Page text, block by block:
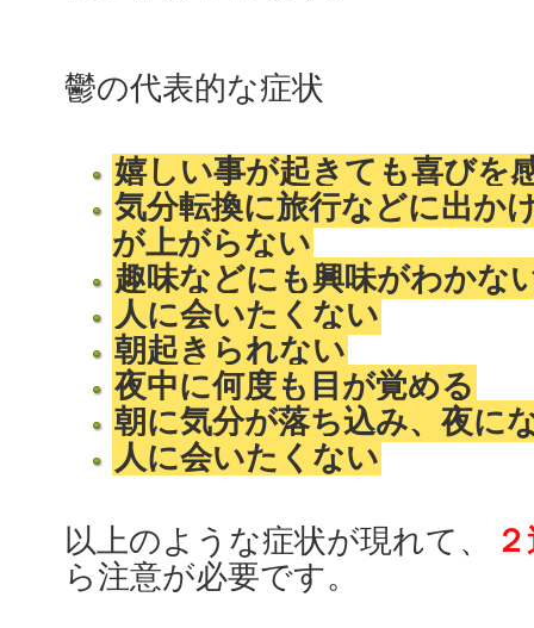
鬱の代表的な症状
嬉しい事が起きても喜びを
気分転換に旅行などに出か
が上がらない
趣味などにも興味がわかな
人に会いたくない
朝起きられない
夜中に何度も目が覚める
朝に気分が落ち込み、夜に
人に会いたくない
以上のような症状が現れて、
ら注意が必要です。